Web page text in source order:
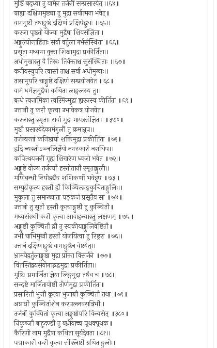
मुष्टिं बद्ध्वा तु वामेन तर्जनीं सम्प्रसारयेत् ॥६४॥
ग्राह्या दक्षिणमुष्ट्या तु मुद्रा सर्वात्मना भवेत्॥
वाममुष्टौ तथाङ्गुष्ठं दक्षिणं प्रक्षिपेद्बुधः ॥६५॥
करजा पृष्ठतो योज्या मुद्रैषा शिवसंज्ञिता॥
अङ्गुल्योन्तर्हिताः सर्वा वर्तुला गर्भसंस्थिता ॥६६॥
प्रसृता मध्यमा युक्ता शिखामुद्रा प्रकीर्तिता॥
अधोमुखास्तु वै तिस्रः तिर्यक्ताश्च सुसंस्थिताः ॥६७॥
कनीयस्युपरि त्वासां ताश्च सर्वा अधोमुखाः॥
तासामुपरि चाङ्गुष्ठे दक्षिणं सम्प्रयोजयेत ॥६८॥
वामे धर्मज्ञमुद्रैषा कथिता लाङ्गलस्य तु॥
बन्धे त्वनामिका त्वस्मिन्मुद्रा ह्यस्त्रस्य कीर्तिता ॥६९॥
उत्तानौ तु करौ कृत्वा उभावेकत्र योजयेत॥
करजास्तु स्मृताः सर्वा मुद्रा गायत्रसंज्ञिताः ॥३७०॥
मुष्टौ प्रसारयेदेकामंगुलीं तु क्रमान्नृप॥
तर्जन्यन्तां कनिष्ठाद्यां शक्तिमुद्रा प्रकीर्तिता ॥७१॥
हृदि न्यस्तोऽञ्जलिर्ज्ञेयो नमस्कारो नराधिप॥
कपित्थयजनीं गृह्य शिखरेण ध्वजो भवेत ॥७२॥
अङ्गुष्ठे योज्य तर्जन्यौ हस्तोत्तानौ स्मृताङ्गुली॥
मणिबन्धौ निपीड्यैव शशिकर्णी भवेन्नृप ॥७३॥
सम्पुटीकृत्य हस्तौ द्वौ किञ्चित्सङ्कुचिताङ्गुलिः॥
मुकुला तु समाख्याता पङ्कजं प्रसृतैव सा ॥७४॥
उत्तानो तु सृतौ हस्तौ कृत्वाङ्गुष्ठौ तु कुञ्चितौ॥
मध्यसंस्थौ करौ कृत्वा आवाहन्यास्तु लक्षणम् ॥७५॥
अङ्गुष्ठौ कुञ्चितौ द्वौ तु स्वकीयाङ्गुलिवेष्टितौ॥
उभौ चाभिमुखौ हस्तौ योजयित्वा तु रिष्ट्ररा ॥७६॥
उत्तानं दक्षिणाङ्गुष्ठं वामाङ्गुष्ठेन वेष्टयेत्॥
भ्रामयेद्वर्तुलाङ्गुष्ठा मुद्रा प्रोक्ता विसर्जने ॥७७॥
वितस्तिद्वयसंयोगाद्भद्रमुद्रा प्रकीर्तिता॥
मुष्टिः प्रमार्जिता ज्ञेया लिङ्गमुद्रा तथैव च ॥७८॥
सन्दष्टे मार्जितावोष्ठौ तीर्णमुद्रा प्रकीर्तिता॥
प्रसारितौ भुजौ कृत्वा भुजाग्रौ कुञ्चितौ तथा ॥७९॥
अग्राग्रौ कुञ्चितांशेन करपल्लवसन्निभौ॥
तर्जनीं कुञ्चितां कृत्वा अङ्गुष्ठोपरि विन्यसेत् ॥३८०॥
निकुब्जौ बाहुदण्डौ तु बध्नीयाच्च पृथक्पृथक॥
कैरिणी नाम मुद्रैषा कथिता सूर्यदेवता ॥८१॥
पद्माकारौ करौ कृत्वा संश्लिष्टौ ग्रथिताङ्गुलीः॥